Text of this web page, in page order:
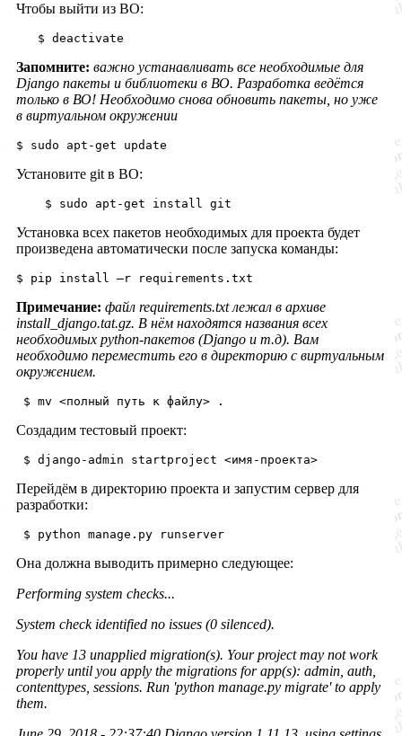
Чтобы выйти из ВО:
Запомните: важно устанавливать все необходимые для
Django пакеты и библиотеки в ВО. Разработка ведётся
только в ВО! Необходимо снова обновить пакеты, но уже
в виртуальном окружении
Установите git в ВО:
Установка всех пакетов необходимых для проекта будет
произведена автоматически после запуска команды:
Примечание: файл requirements.txt лежал в архиве
install_django.tat.gz. В нём находятся названия всех
необходимых python-пакетов (Django и т.д). Вам
необходимо переместить его в директорию с виртуальным
окружением.
Создадим тестовый проект:
Перейдём в директорию проекта и запустим сервер для
разработки:
Она должна выводить примерно следующее:
Performing system checks...
System check identified no issues (0 silenced).
You have 13 unapplied migration(s). Your project may not work
properly until you apply the migrations for app(s): admin, auth,
contenttypes, sessions. Run 'python manage.py migrate' to apply
them.